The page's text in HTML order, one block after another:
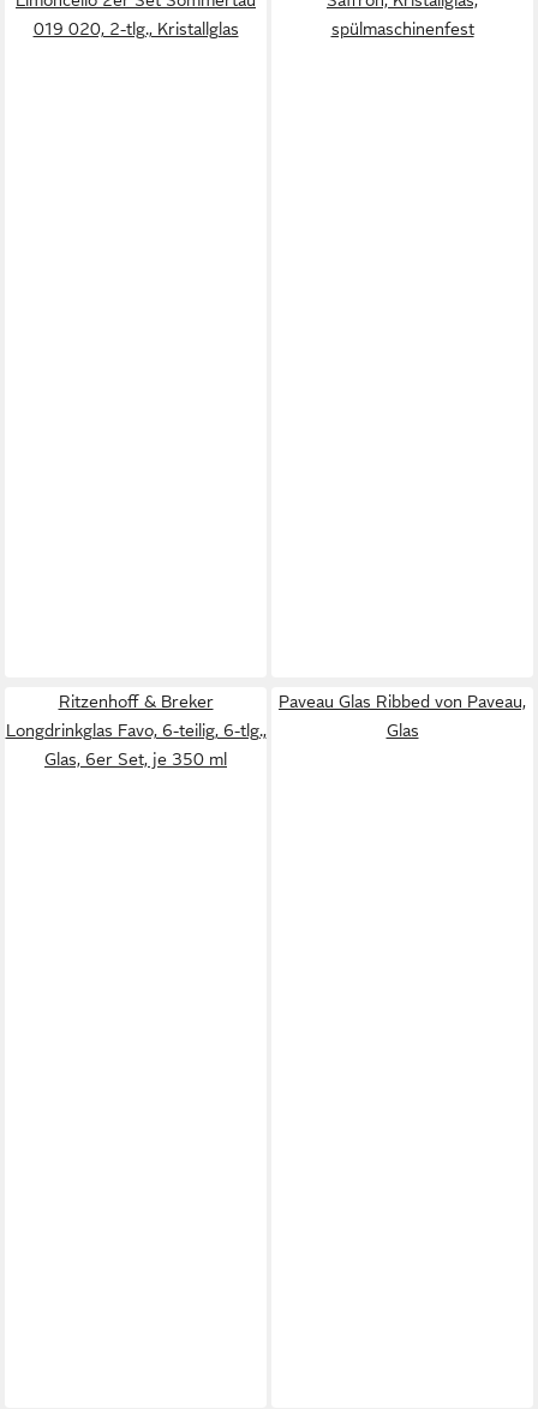
019 020, 2-tlg., Kristallglas
spülmaschinenfest
Ritzenhoff & Breker
Longdrinkglas Favo, 6-teilig, 6-tlg.,
Glas, 6er Set, je 350 ml
Paveau Glas Ribbed von Paveau,
Glas